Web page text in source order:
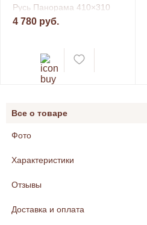
Русь Панорама 410×310
мм
4 780 руб.
Все о товаре
Фото
Характеристики
Отзывы
Доставка и оплата